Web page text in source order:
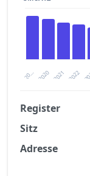
20… 2021
2020 2022
Register
Sitz
Adresse